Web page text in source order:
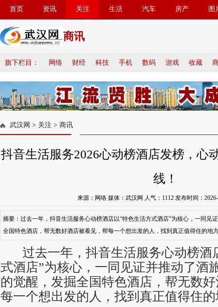
首页 资讯 关注 生活 汽车 房产 图
商讯
旗下栏目： 网络 财经 科技 手机 数码 游戏 收藏
武汉网 > 关注 > 商讯
抖音生活服务2026心动榜酒店发榜，心
线！
来源：网络 媒体：武汉网 人气： 1112 发布时间：
摘要：过去一年，抖音生活服务心动榜酒店以“特色生活方式酒店”为核心，一同见
全国特色酒店，帮无数好酒店被看见，帮每一个想出发的人，找到真正值得住的地
过去一年，抖音生活服务心动榜酒
式酒店”为核心，一同见证并推动了酒
的觉醒，发掘全国特色酒店，帮无数
每一个想出发的人，找到真正值得住